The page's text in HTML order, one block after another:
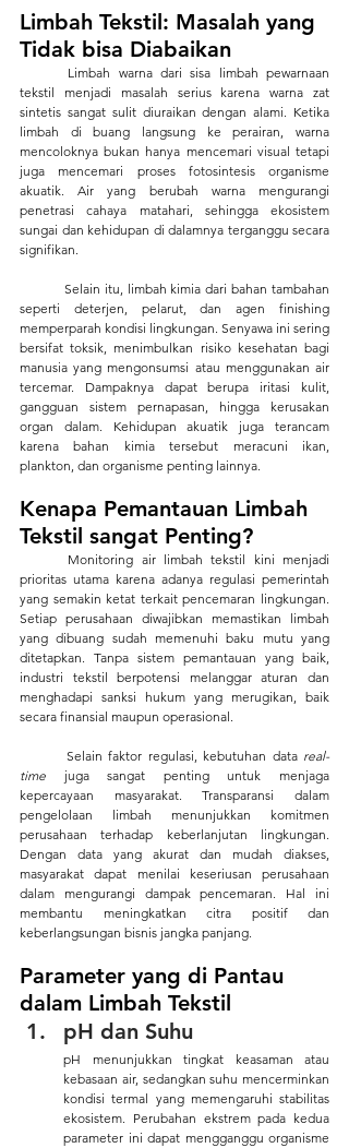
Limbah Tekstil: Masalah yang
Tidak bisa Diabaikan
tekstil menjadi masalah serius karena warna zat
sintetis sangat sulit diuraikan dengan alami. Ketika
limbah di buang langsung ke perairan, warna
mencoloknya bukan hanya mencemari visual tetapi
juga mencemari proses fotosintesis organisme
akuatik. Air yang berubah warna mengurangi
penetrasi cahaya matahari, sehingga ekosistem
sungai dan kehidupan di dalamnya terganggu secara
signifikan.
seperti deterjen, pelarut, dan agen finishing
memperparah kondisi lingkungan. Senyawa ini sering
bersifat toksik, menimbulkan risiko kesehatan bagi
manusia yang mengonsumsi atau menggunakan air
tercemar. Dampaknya dapat berupa iritasi kulit,
gangguan sistem pernapasan, hingga kerusakan
organ dalam. Kehidupan akuatik juga terancam
karena bahan kimia tersebut meracuni ikan,
plankton, dan organisme penting lainnya.
Kenapa Pemantauan Limbah
Tekstil sangat Penting?
prioritas utama karena adanya regulasi pemerintah
yang semakin ketat terkait pencemaran lingkungan.
Setiap perusahaan diwajibkan memastikan limbah
yang dibuang sudah memenuhi baku mutu yang
ditetapkan. Tanpa sistem pemantauan yang baik,
industri tekstil berpotensi melanggar aturan dan
menghadapi sanksi hukum yang merugikan, baik
secara finansial maupun operasional.
	Selain faktor regulasi, kebutuhan data
real-
time juga sangat penting untuk menjaga
kepercayaan masyarakat. Transparansi dalam
pengelolaan limbah menunjukkan komitmen
perusahaan terhadap keberlanjutan lingkungan.
Dengan data yang akurat dan mudah diakses,
masyarakat dapat menilai keseriusan perusahaan
dalam mengurangi dampak pencemaran. Hal ini
membantu meningkatkan citra positif dan
keberlangsungan bisnis jangka panjang.
Parameter yang di Pantau
dalam Limbah Tekstil
pH dan Suhu
pH menunjukkan tingkat keasaman atau
kebasaan air, sedangkan suhu mencerminkan
kondisi termal yang memengaruhi stabilitas
ekosistem. Perubahan ekstrem pada kedua
parameter ini dapat mengganggu organisme